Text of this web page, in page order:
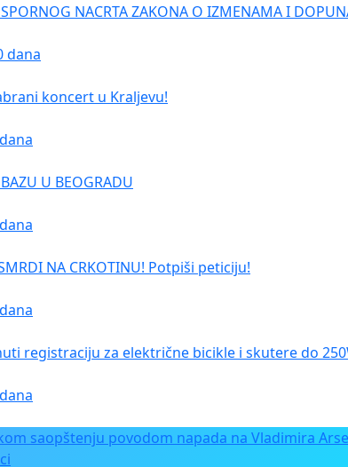
NACRTA ZAKONA O IZMENAMA I
dana
koncert u Kraljevu!
U BEOGRADU
NA CRKOTINU! Potpiši peticiju!
registraciju za električne bicikle i skutere do
saopštenju povodom napada na Vladimira